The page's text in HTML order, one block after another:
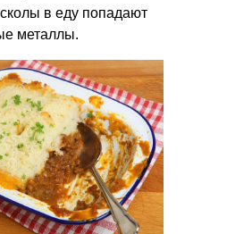
в еду попадают
металлы.